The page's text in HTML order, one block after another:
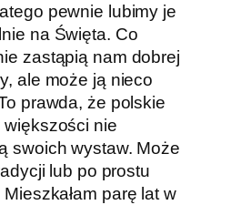
pewnie lubimy je
na Święta. Co
zastąpią nam dobrej
ale może ją nieco
prawda, że polskie
nie
swoich wystaw. Może
lub po prostu
Mieszkałam parę lat w